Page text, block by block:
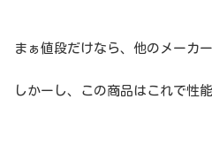
まぁ値段だけなら、他のメーカ
しかーし、この商品はこれで性